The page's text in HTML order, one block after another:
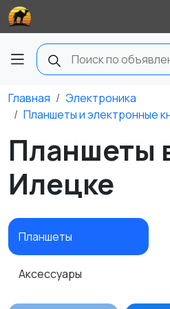
Главная
Электроника
Планшеты и электронные
Планшеты
Илецке
Планшеты
Аксессуары